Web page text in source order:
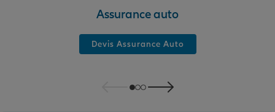
Assurance auto
Devis Assurance Auto